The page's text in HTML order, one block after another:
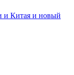
и Китая и новый